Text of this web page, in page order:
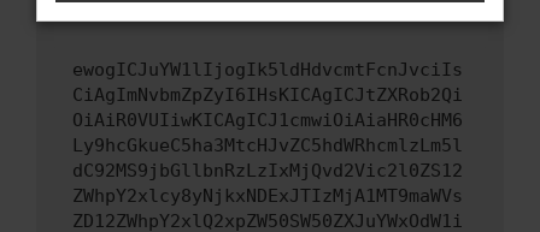
ewogICJuYW1lIjogIk5ldHdvcmtFcnJvciIs
CiAgImNvbmZpZyI6IHsKICAgICJtZXRob2Qi
OiAiR0VUIiwKICAgICJ1cmwiOiAiaHR0cHM6
Ly9hcGkueC5ha3MtcHJvZC5hdWRhcmlzLm5l
dC92MS9jbGllbnRzLzIxMjQvd2Vic2l0ZS12
ZWhpY2xlcy8yNjkxNDExJTIzMjA1MT9maWVs
ZD12ZWhpY2xlQ2xpZW50SW50ZXJuYWxOdW1i